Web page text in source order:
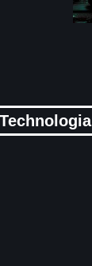
Technologia